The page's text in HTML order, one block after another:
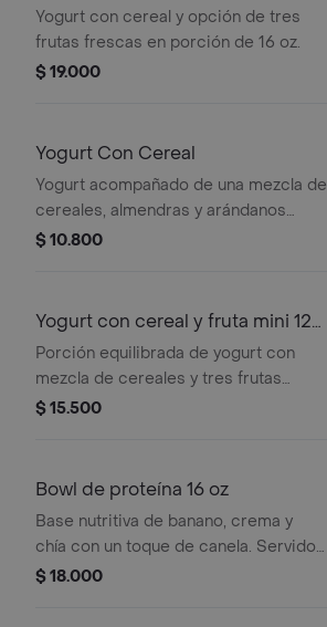
Yogurt con cereal y opción de tres
frutas frescas en porción de 16 oz.
$ 19.000
Yogurt Con Cereal
Yogurt acompañado de una mezcla de
cereales, almendras y arándanos
secos.
$ 10.800
Yogurt con cereal y fruta mini 12
oz
Porción equilibrada de yogurt con
mezcla de cereales y tres frutas
frescas a su elección.
$ 15.500
Bowl de proteína 16 oz
Base nutritiva de banano, crema y
chía con un toque de canela. Servido
con granola crocante, fresas, banano
$ 18.000